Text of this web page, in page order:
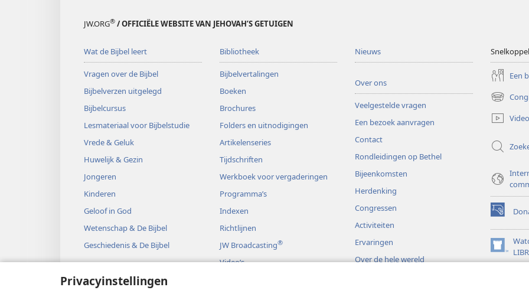
Privacyinstellingen
JW.ORG® / OFFICIËLE WEBSITE VAN JEHOVAH’S GETUIGEN
Wat de Bijbel leert
Vragen over de Bijbel
Bijbelverzen uitgelegd
Bijbelcursus
Lesmateriaal voor Bijbelstudie
Vrede & Geluk
Huwelijk & Gezin
Jongeren
Kinderen
Geloof in God
Wetenschap & De Bijbel
Geschiedenis & De Bijbel
Bibliotheek
Bijbelvertalingen
Boeken
Brochures
Folders en uitnodigingen
Artikelenseries
Tijdschriften
Werkboek voor vergaderingen
Programma’s
Indexen
Richtlijnen
JW Broadcasting®
Video’s
Nieuws
Over ons
Veelgestelde vragen
Een bezoek aanvragen
Contact
Rondleidingen op Bethel
Bijeenkomsten
Herdenking
Congressen
Activiteiten
Ervaringen
Over de hele wereld
Een
(opent
nieuw
venster)
(opent
nieuw
venster)
(opent
nieuw